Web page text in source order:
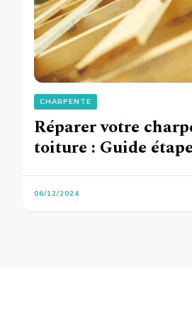
CHARPENTE
Réparer votre
toiture : Guide
06/12/2024